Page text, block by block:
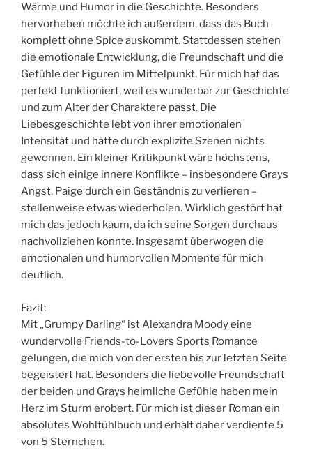
Wärme und Humor in die Geschichte. Besonders
hervorheben möchte ich außerdem, dass das Buch
komplett ohne Spice auskommt. Stattdessen stehen
die emotionale Entwicklung, die Freundschaft und die
Gefühle der Figuren im Mittelpunkt. Für mich hat das
perfekt funktioniert, weil es wunderbar zur Geschichte
und zum Alter der Charaktere passt. Die
Liebesgeschichte lebt von ihrer emotionalen
Intensität und hätte durch explizite Szenen nichts
gewonnen. Ein kleiner Kritikpunkt wäre höchstens,
dass sich einige innere Konflikte – insbesondere Grays
Angst, Paige durch ein Geständnis zu verlieren –
stellenweise etwas wiederholen. Wirklich gestört hat
mich das jedoch kaum, da ich seine Sorgen durchaus
nachvollziehen konnte. Insgesamt überwogen die
emotionalen und humorvollen Momente für mich
deutlich.
Fazit:
Mit „Grumpy Darling“ ist Alexandra Moody eine
wundervolle Friends-to-Lovers Sports Romance
gelungen, die mich von der ersten bis zur letzten Seite
begeistert hat. Besonders die liebevolle Freundschaft
der beiden und Grays heimliche Gefühle haben mein
Herz im Sturm erobert. Für mich ist dieser Roman ein
absolutes Wohlfühlbuch und erhält daher verdiente 5
von 5 Sternchen.